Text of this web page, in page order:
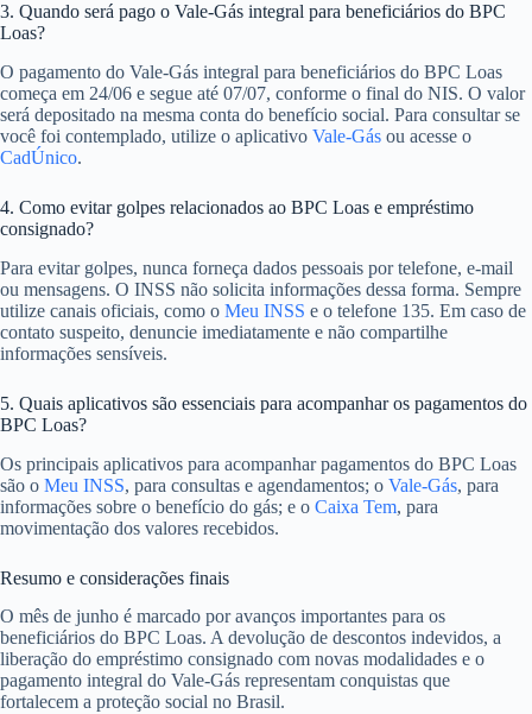
3. Quando será pago o Vale-Gás integral para beneficiários do BPC
Loas?
O pagamento do Vale-Gás integral para beneficiários do BPC Loas
começa em 24/06 e segue até 07/07, conforme o final do NIS. O valor
será depositado na mesma conta do benefício social. Para consultar se
você foi contemplado, utilize o aplicativo Vale-Gás ou acesse o
CadÚnico.
4. Como evitar golpes relacionados ao BPC Loas e empréstimo
consignado?
Para evitar golpes, nunca forneça dados pessoais por telefone, e-mail
ou mensagens. O INSS não solicita informações dessa forma. Sempre
utilize canais oficiais, como o Meu INSS e o telefone 135. Em caso de
contato suspeito, denuncie imediatamente e não compartilhe
informações sensíveis.
5. Quais aplicativos são essenciais para acompanhar os pagamentos do
BPC Loas?
Os principais aplicativos para acompanhar pagamentos do BPC Loas
são o Meu INSS, para consultas e agendamentos; o Vale-Gás, para
informações sobre o benefício do gás; e o Caixa Tem, para
movimentação dos valores recebidos.
Resumo e considerações finais
O mês de junho é marcado por avanços importantes para os
beneficiários do BPC Loas. A devolução de descontos indevidos, a
liberação do empréstimo consignado com novas modalidades e o
pagamento integral do Vale-Gás representam conquistas que
fortalecem a proteção social no Brasil.